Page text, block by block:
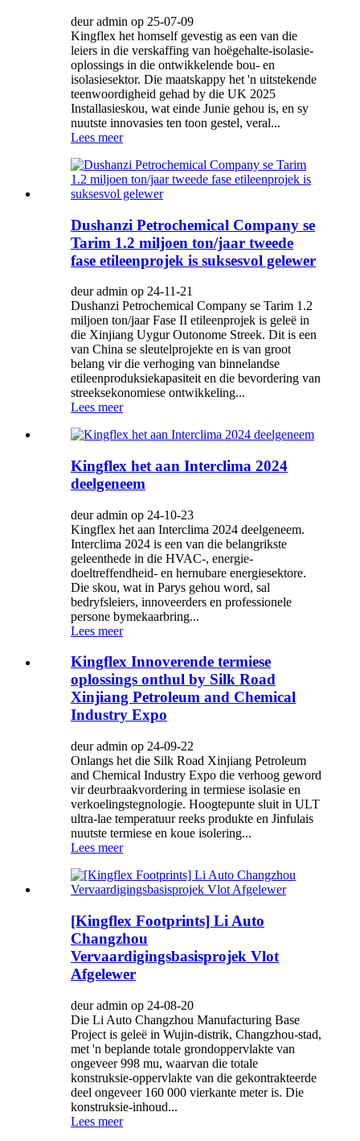
deur admin op 25-07-09
Kingflex het homself gevestig as een van die
leiers in die verskaffing van hoëgehalte-isolasie-
oplossings in die ontwikkelende bou- en
isolasiesektor. Die maatskappy het 'n uitstekende
teenwoordigheid gehad by die UK 2025
Installasieskou, wat einde Junie gehou is, en sy
nuutste innovasies ten toon gestel, veral...
Lees meer
Dushanzi Petrochemical Company se
Tarim 1.2 miljoen ton/jaar tweede
fase etileenprojek is suksesvol gelewer
deur admin op 24-11-21
Dushanzi Petrochemical Company se Tarim 1.2
miljoen ton/jaar Fase II etileenprojek is geleë in
die Xinjiang Uygur Outonome Streek. Dit is een
van China se sleutelprojekte en is van groot
belang vir die verhoging van binnelandse
etileenproduksiekapasiteit en die bevordering van
streeksekonomiese ontwikkeling...
Lees meer
Kingflex het aan Interclima 2024
deelgeneem
deur admin op 24-10-23
Kingflex het aan Interclima 2024 deelgeneem.
Interclima 2024 is een van die belangrikste
geleenthede in die HVAC-, energie-
doeltreffendheid- en hernubare energiesektore.
Die skou, wat in Parys gehou word, sal
bedryfsleiers, innoveerders en professionele
persone bymekaarbring...
Lees meer
Kingflex Innoverende termiese
oplossings onthul by Silk Road
Xinjiang Petroleum and Chemical
Industry Expo
deur admin op 24-09-22
Onlangs het die Silk Road Xinjiang Petroleum
and Chemical Industry Expo die verhoog geword
vir deurbraakvordering in termiese isolasie en
verkoelingstegnologie. Hoogtepunte sluit in ULT
ultra-lae temperatuur reeks produkte en Jinfulais
nuutste termiese en koue isolering...
Lees meer
[Kingflex Footprints] Li Auto
Changzhou
Vervaardigingsbasisprojek Vlot
Afgelewer
deur admin op 24-08-20
Die Li Auto Changzhou Manufacturing Base
Project is geleë in Wujin-distrik, Changzhou-stad,
met 'n beplande totale grondoppervlakte van
ongeveer 998 mu, waarvan die totale
konstruksie-oppervlakte van die gekontrakteerde
deel ongeveer 160 000 vierkante meter is. Die
konstruksie-inhoud...
Lees meer